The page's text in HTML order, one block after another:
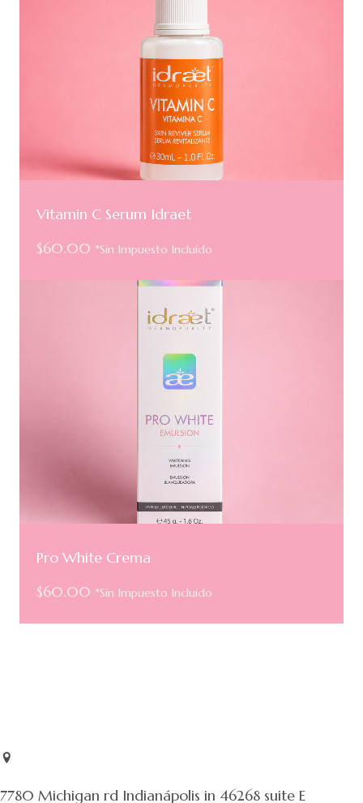
Vitamin C Serum Idraet
$60.00 *Sin Impuesto Incluido
Pro White Crema
$60.00 *Sin Impuesto Incluido
7780 Michigan rd Indianápolis in 46268 suite E